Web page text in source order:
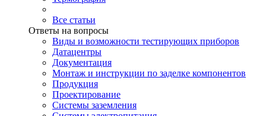
Все статьи
Ответы на вопросы
Виды и возможности тестирующих приборов
Датацентры
Документация
Монтаж и инструкции по заделке компонентов
Продукция
Проектирование
Системы заземления